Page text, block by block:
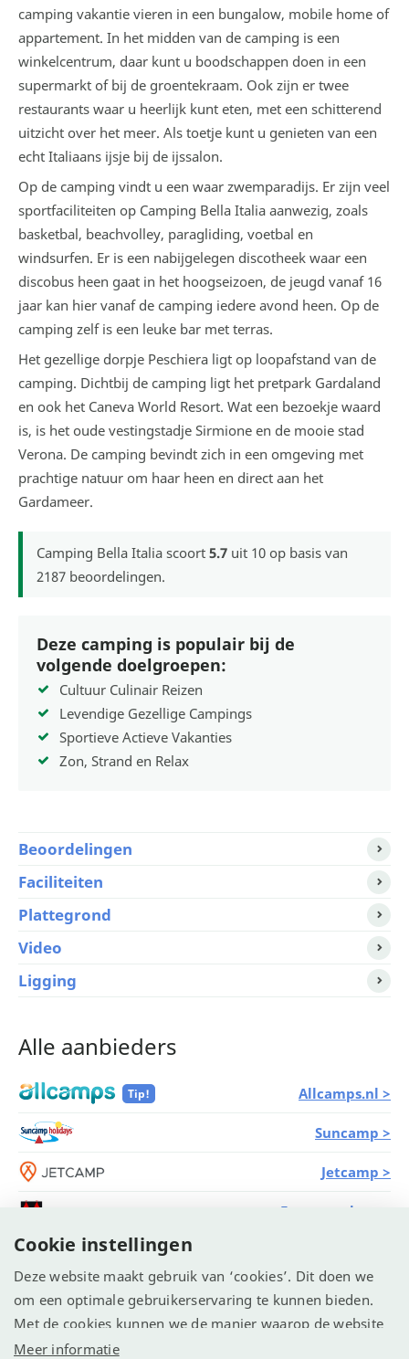
camping vakantie vieren in een bungalow, mobile home of
appartement. In het midden van de camping is een
winkelcentrum, daar kunt u boodschappen doen in een
supermarkt of bij de groentekraam. Ook zijn er twee
restaurants waar u heerlijk kunt eten, met een schitterend
uitzicht over het meer. Als toetje kunt u genieten van een
echt Italiaans ijsje bij de ijssalon.
Op de camping vindt u een waar zwemparadijs. Er zijn veel
sportfaciliteiten op Camping Bella Italia aanwezig, zoals
basketbal, beachvolley, paragliding, voetbal en
windsurfen. Er is een nabijgelegen discotheek waar een
discobus heen gaat in het hoogseizoen, de jeugd vanaf 16
jaar kan hier vanaf de camping iedere avond heen. Op de
camping zelf is een leuke bar met terras.
Het gezellige dorpje Peschiera ligt op loopafstand van de
camping. Dichtbij de camping ligt het pretpark Gardaland
en ook het Caneva World Resort. Wat een bezoekje waard
is, is het oude vestingstadje Sirmione en de mooie stad
Verona. De camping bevindt zich in een omgeving met
prachtige natuur om haar heen en direct aan het
Gardameer.
Camping Bella Italia scoort 5.7 uit 10 op basis van
2187 beoordelingen.
Deze camping is populair bij de
volgende doelgroepen:
Cultuur Culinair Reizen
Levendige Gezellige Campings
Sportieve Actieve Vakanties
Zon, Strand en Relax
Beoordelingen
Faciliteiten
Plattegrond
Video
Ligging
Alle aanbieders
Tip! Allcamps.nl >
Suncamp >
Jetcamp >
Eurocampings >
Vacanceselect >
Cookie instellingen
Deze website maakt gebruik van ‘cookies’. Dit doen we
om een optimale gebruikerservaring te kunnen bieden.
Met de cookies kunnen we de manier waarop de website
wordt gebruikt vastleggen en analyseren. We willen
Meer informatie